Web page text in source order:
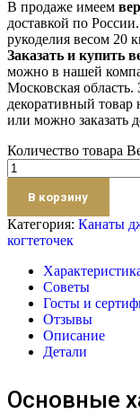
В продаже имеем
доставкой по
рукоделия весом 20
Заказать и купить
можно в нашей
Московская
декоративный товар
или можно заказать
Количество товара
В корзину
Категория: Канаты
когтеточек
Советы
Госты и
Отзывы
Описание
Детали
Основные